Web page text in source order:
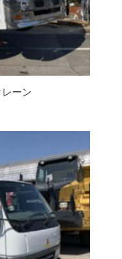
ーン